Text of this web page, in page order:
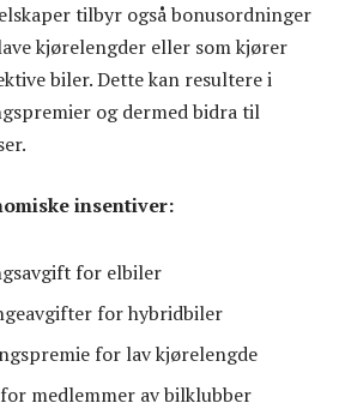
tilbyr også bonusordninger
kjørelengder eller som kjører
biler. Dette kan resultere i
og dermed bidra til
insentiver:
for elbiler
for hybridbiler
for lav kjørelengde
medlemmer av bilklubber